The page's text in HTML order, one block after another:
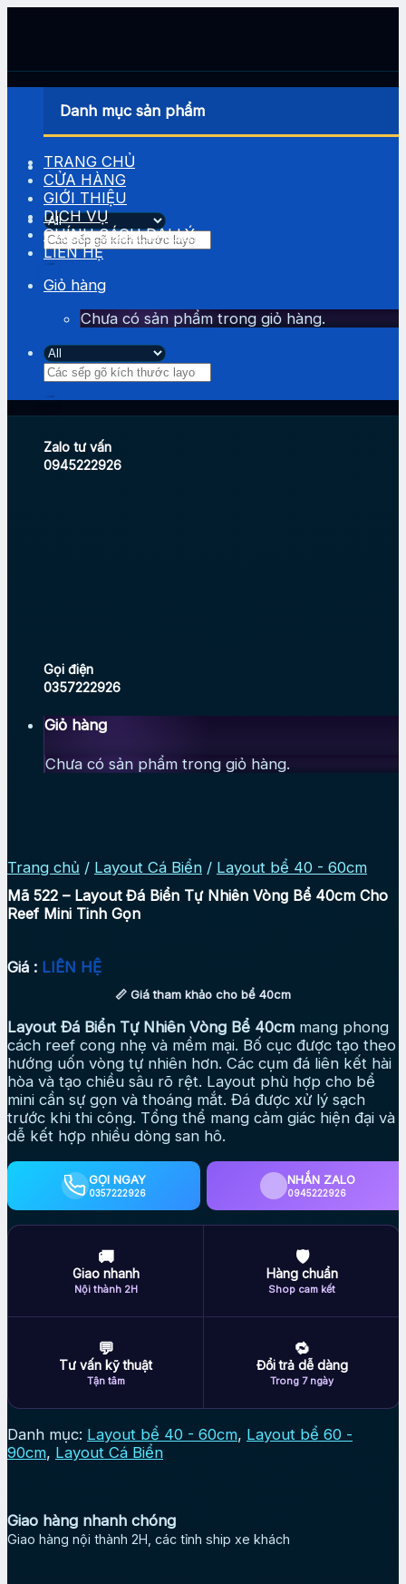
Tìm
kiếm:
Zalo tư vấn
0945222926
Gọi điện
0357222926
Giỏ hàng
Chưa có sản phẩm trong giỏ hàng.
Danh mục sản phẩm
TRANG CHỦ
CỬA HÀNG
GIỚI THIỆU
DỊCH VỤ
CHÍNH SÁCH ĐẠI LÝ
LIÊN HỆ
Giỏ hàng
Chưa có sản phẩm trong giỏ hàng.
Tìm
kiếm:
Trang chủ / Layout Cá Biển / Layout bể 40 - 60cm
Mã 522 – Layout Đá Biển Tự Nhiên Vòng Bể 40cm Cho
Reef Mini Tinh Gọn
Giá : LIÊN HỆ
📏 Giá tham khảo cho bể 40cm
Layout Đá Biển Tự Nhiên Vòng Bể 40cm mang phong
cách reef cong nhẹ và mềm mại. Bố cục được tạo theo
hướng uốn vòng tự nhiên hơn. Các cụm đá liên kết hài
hòa và tạo chiều sâu rõ rệt. Layout phù hợp cho bể
mini cần sự gọn và thoáng mắt. Đá được xử lý sạch
trước khi thi công. Tổng thể mang cảm giác hiện đại và
dễ kết hợp nhiều dòng san hô.
GỌI NGAY
0357222926
NHẮN ZALO
0945222926
🚚
Giao nhanh
Nội thành 2H
🛡
Hàng chuẩn
Shop cam kết
💬
Tư vấn kỹ thuật
Tận tâm
🔁
Đổi trả dễ dàng
Trong 7 ngày
Danh mục: Layout bể 40 - 60cm, Layout bể 60 -
90cm, Layout Cá Biển
Giao hàng nhanh chóng
Giao hàng nội thành 2H, các tỉnh ship xe khách